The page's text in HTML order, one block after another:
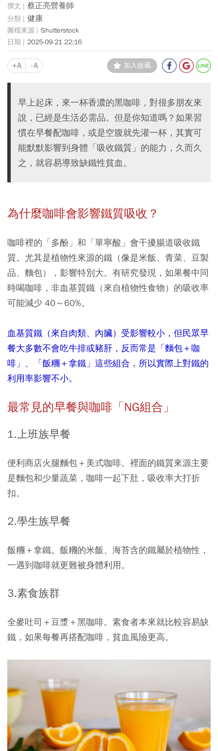
蔡正亮營養師
健康
Shutterstock
2025-09-21 22:16
+A -A 加入收藏
早上起床，來一杯香濃的黑咖啡，對很多朋友來
說，已經是生活必需品。但是你知道嗎？如果習
慣在早餐配咖啡，或是空腹就先灌一杯，其實可
能默默影響到身體「吸收鐵質」的能力，久而久
之，就容易導致缺鐵性貧血。
為什麼咖啡會影響鐵質吸收？
咖啡裡的「多酚」和「單寧酸」會干擾腸道吸收鐵
質。尤其是植物性來源的鐵（像是米飯、青菜、豆製
品、麵包），影響特別大。有研究發現，如果餐中同
時喝咖啡，非血基質鐵（來自植物性食物）的吸收率
可能減少 40～60%。
血基質鐵（來自肉類、內臟）受影響較小，但民眾早
餐大多數不會吃牛排或豬肝，反而常是「麵包＋咖
啡」、「飯糰＋拿鐵」這些組合，所以實際上對鐵的
利用率影響不小。
最常見的早餐與咖啡「NG組合」
1.上班族早餐
便利商店火腿麵包＋美式咖啡。裡面的鐵質來源主要
是麵包和少量蔬菜，咖啡一起下肚，吸收率大打折
扣。
2.學生族早餐
飯糰＋拿鐵。飯糰的米飯、海苔含的鐵屬於植物性，
一遇到咖啡就更難被身體利用。
3.素食族群
全麥吐司＋豆漿＋黑咖啡。素食者本來就比較容易缺
鐵，如果每餐再搭配咖啡，貧血風險更高。